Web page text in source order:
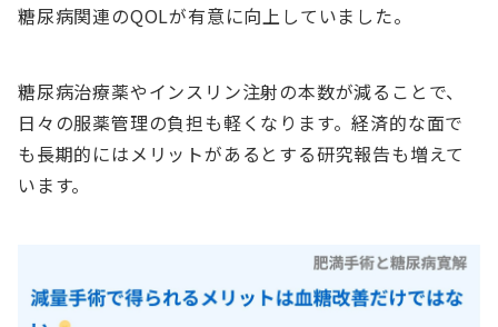
糖尿病関連のQOLが有意に向上していました。
糖尿病治療薬やインスリン注射の本数が減ることで、
日々の服薬管理の負担も軽くなります。経済的な面で
も長期的にはメリットがあるとする研究報告も増えて
います。